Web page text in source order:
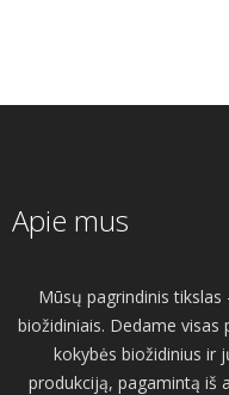
Apie mus
Mūsų pagrindinis
biožidiniais. Dedame visas
kokybės biožidinius ir
produkciją, pagamintą iš